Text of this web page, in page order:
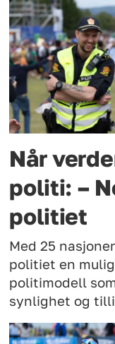
Når
politi: –
politiet
Med 25
politiet en
politimodell
synlighet og